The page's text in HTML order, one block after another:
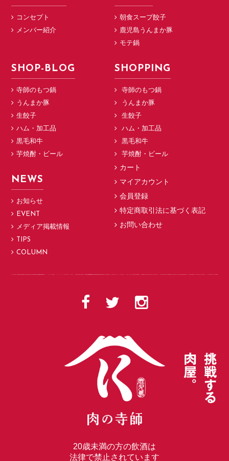
コンセプト
メンバー紹介
朝食スープ餃子
鹿児島うんまか豚
モテ鍋
SHOP-BLOG
寺師のもつ鍋
うんまか豚
生餃子
ハム・加工品
黒毛和牛
芋焼酎・ビール
SHOPPING
寺師のもつ鍋
うんまか豚
生餃子
ハム・加工品
黒毛和牛
芋焼酎・ビール
NEWS
お知らせ
EVENT
メディア掲載情報
TIPS
COLUMN
カート
マイアカウント
会員登録
特定商取引法に基づく表記
お問い合わせ
20歳未満の方の飲酒は
法律で禁止されています